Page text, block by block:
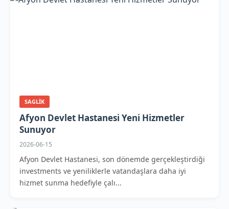
SAGLIK
Afyon Devlet Hastanesi Yeni Hizmetler
Sunuyor
2026-06-15
Afyon Devlet Hastanesi, son dönemde gerçekleştirdiği
investments ve yeniliklerle vatandaşlara daha iyi
hizmet sunma hedefiyle çalı...